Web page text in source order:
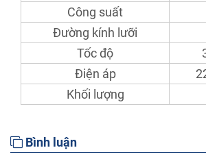
Công suất
Đường kính lưỡi
Tốc độ
Điện áp
Khối lượng
Bình luận